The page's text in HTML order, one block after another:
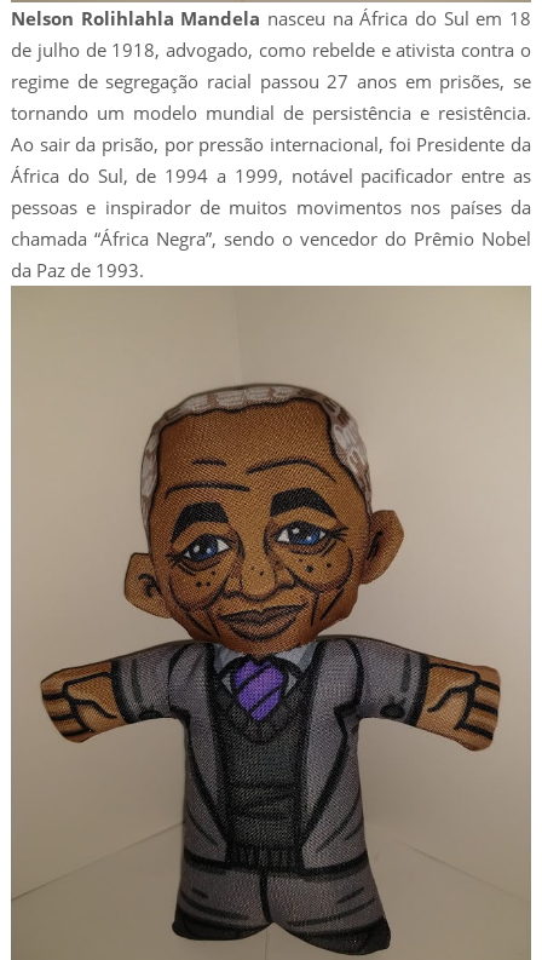
Nelson Rolihlahla Mandela nasceu na África do Sul em 18
de julho de 1918, advogado, como rebelde e ativista contra o
regime de segregação racial passou 27 anos em prisões, se
tornando um modelo mundial de persistência e resistência.
Ao sair da prisão, por pressão internacional, foi Presidente da
África do Sul, de 1994 a 1999, notável pacificador entre as
pessoas e inspirador de muitos movimentos nos países da
chamada “África Negra”, sendo o vencedor do Prêmio Nobel
da Paz de 1993.